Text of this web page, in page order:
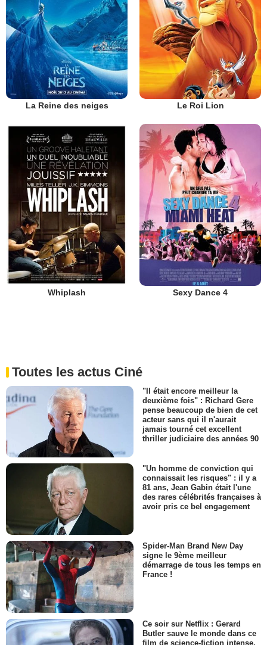
La Reine des neiges Le Roi Lion
Whiplash Sexy Dance 4
Toutes les actus Ciné
"Il était encore meilleur la
deuxième fois" : Richard Gere
pense beaucoup de bien de cet
acteur sans qui il n'aurait
jamais tourné cet excellent
thriller judiciaire des années 90
"Un homme de conviction qui
connaissait les risques" : il y a
81 ans, Jean Gabin était l'une
des rares célébrités françaises à
avoir pris ce bel engagement
Spider-Man Brand New Day
signe le 9ème meilleur
démarrage de tous les temps en
France !
Ce soir sur Netflix : Gerard
Butler sauve le monde dans ce
film de science-fiction intense,